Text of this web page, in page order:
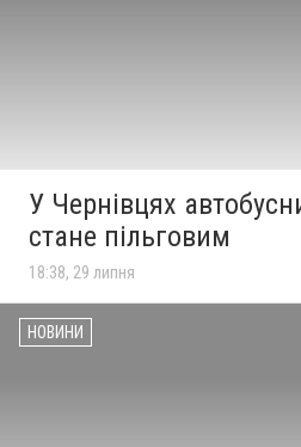
У Чернівцях
стане пільговим
18:38, 29 липня
НОВИНИ